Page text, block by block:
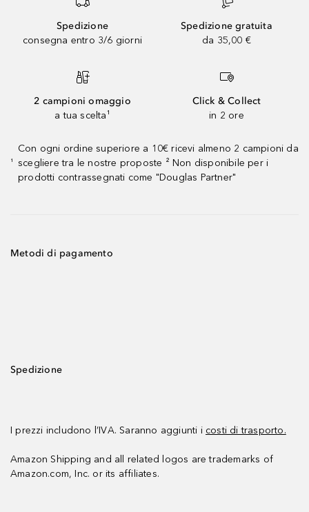
Spedizione
consegna entro 3/6 giorni
Spedizione gratuita
da 35,00 €
2 campioni omaggio
a tua scelta¹
Click & Collect
in 2 ore
¹
Con ogni ordine superiore a 10€ ricevi almeno 2 campioni da
scegliere tra le nostre proposte ² Non disponibile per i
prodotti contrassegnati come "Douglas Partner"
Metodi di pagamento
Spedizione
I prezzi includono l’IVA. Saranno aggiunti i costi di trasporto.
Amazon Shipping and all related logos are trademarks of
Amazon.com, Inc. or its affiliates.